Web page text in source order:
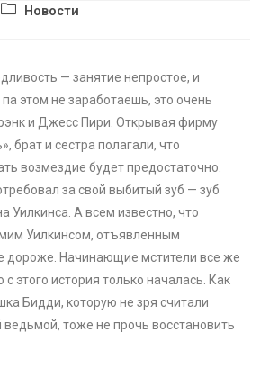
Новости
— занятие непростое, и
этом не заработаешь, это очень
и Джесс Пири. Открывая фирму
брат и сестра полагали, что
возмездие будет предостаточно.
за свой выбитый зуб — зуб
Уилкинса. А всем известно, что
Уилкинсом, отъявленным
дороже. Начинающие мстители все же
с этого история только началась. Как
Бидди, которую не зря считали
тоже не прочь восстановить